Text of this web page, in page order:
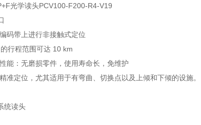
光学读头PCV100-F200-R4-V19
码带上进行非接触式定位
行程范围可达 10 km
能：无磨损零件，使用寿命长，免维护
准定位，尤其适用于有弯曲、切换点以及上倾和下倾的设施。
统读头